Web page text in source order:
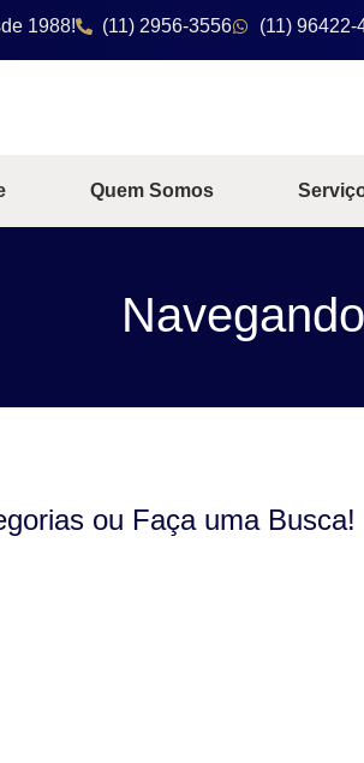
1988! (11) 2956-3556 (11) 96422-
Quem Somos
ou Faça uma Busca!